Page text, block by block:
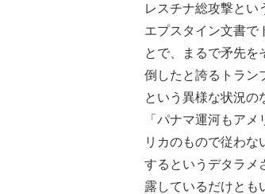
レスチナ総攻撃とい
エプスタイン文書で
とで、まるで矛先を
倒したと誇るトラン
という異様な状況の
「パナマ運河もア
リカのもので従わ
するというデタラメ
露しているだけとも